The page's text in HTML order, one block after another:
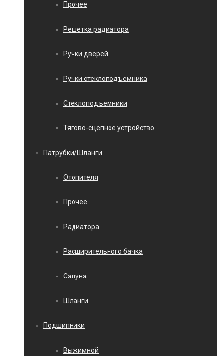
Прочее
Решетка радиатора
Ручки дверей
Ручки стеклоподъемника
Стеклоподъемники
Тягово-сцепное устройство
Патрубки/Шланги
Отопителя
Прочее
Радиатора
Расширительного бачка
Сапуна
Шланги
Подшипники
Выжимной